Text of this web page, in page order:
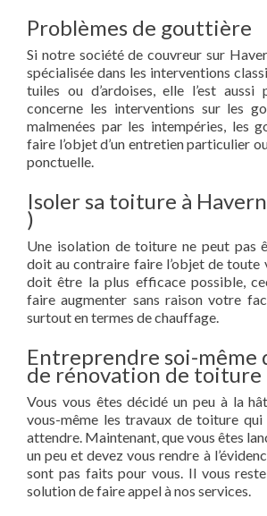
Problèmes de gouttière
Si notre société de couvreur sur
spécialisée dans les interventions
tuiles ou d’ardoises, elle l’est
concerne les interventions sur les
malmenées par les intempéries, les
faire l’objet d’un entretien particulier
ponctuelle.
Isoler sa toiture à
)
Une isolation de toiture ne peut pas
doit au contraire faire l’objet de
doit être la plus efficace possible,
faire augmenter sans raison votre
surtout en termes de chauffage.
Entreprendre soi-même
de rénovation de toiture
Vous vous êtes décidé un peu à la
vous-même les travaux de toiture qui
attendre. Maintenant, que vous êtes
un peu et devez vous rendre à
sont pas faits pour vous. Il vous
solution de faire appel à nos services.